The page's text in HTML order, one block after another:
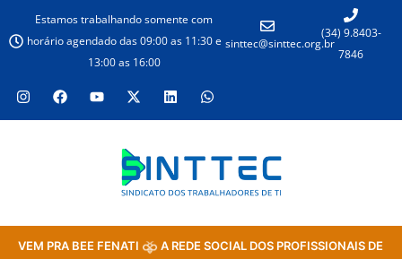
Estamos trabalhando somente com
horário agendado das 09:00 as 11:30 e
13:00 as 16:00
sinttec@sinttec.org.br
(34) 9.8403-
7846
VEM PRA BEE FENATI
A REDE SOCIAL DOS PROFISSIONAIS DE